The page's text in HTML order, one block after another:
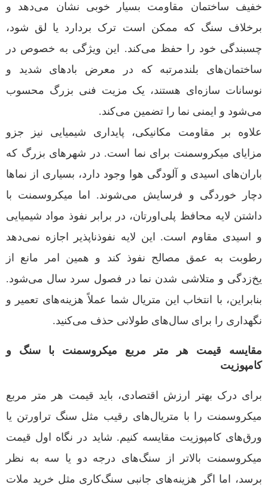
خفیف ساختمان مقاومت بسیار خوبی نشان می‌دهد و
برخلاف سنگ که ممکن است ترک بردارد یا لق شود،
چسبندگی خود را حفظ می‌کند. این ویژگی به خصوص در
ساختمان‌های بلندمرتبه که در معرض بادهای شدید و
نوسانات سازه‌ای هستند، یک مزیت فنی بزرگ محسوب
می‌شود و ایمنی نما را تضمین می‌کند.
علاوه بر مقاومت مکانیکی، پایداری شیمیایی نیز جزو
مزایای میکروسمنت برای نما است. در شهرهای بزرگ که
باران‌های اسیدی و آلودگی هوا وجود دارد، بسیاری از نماها
دچار خوردگی و فرسایش می‌شوند. اما میکروسمنت با
داشتن لایه محافظ پلی‌اورتان، در برابر نفوذ مواد شیمیایی
و اسیدی مقاوم است. این لایه نفوذناپذیر اجازه نمی‌دهد
رطوبت به عمق مصالح نفوذ کند و همین امر مانع از
یخ‌زدگی و متلاشی شدن نما در فصول سرد سال می‌شود.
بنابراین، با انتخاب این متریال شما عملاً هزینه‌های تعمیر و
نگهداری را برای سال‌های طولانی حذف می‌کنید.
مقایسه قیمت هر متر مربع میکروسمنت با سنگ و
کامپوزیت
برای درک بهتر ارزش اقتصادی، باید قیمت هر متر مربع
میکروسمنت را با متریال‌های رقیب مثل سنگ تراورتن یا
ورق‌های کامپوزیت مقایسه کنیم. شاید در نگاه اول قیمت
میکروسمنت بالاتر از سنگ‌های درجه دو یا سه به نظر
برسد، اما اگر هزینه‌های جانبی سنگ‌کاری مثل خرید ملات